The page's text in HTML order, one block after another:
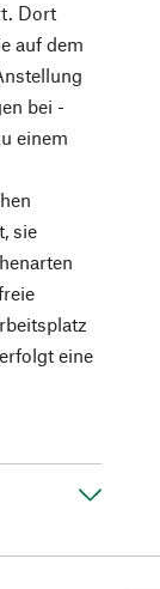
Dort
auf dem
bei
einem
sie
eine